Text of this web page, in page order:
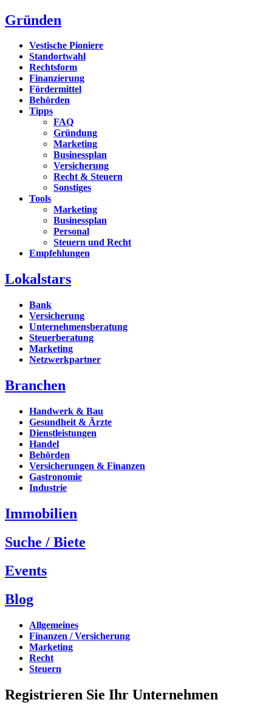
Gründen
Vestische Pioniere
Standortwahl
Rechtsform
Finanzierung
Fördermittel
Behörden
Tipps
FAQ
Gründung
Marketing
Businessplan
Versicherung
Recht & Steuern
Sonstiges
Tools
Marketing
Businessplan
Personal
Steuern und Recht
Empfehlungen
Lokalstars
Bank
Versicherung
Unternehmensberatung
Steuerberatung
Marketing
Netzwerkpartner
Branchen
Handwerk & Bau
Gesundheit & Ärzte
Dienstleistungen
Handel
Behörden
Versicherungen & Finanzen
Gastronomie
Industrie
Immobilien
Suche / Biete
Events
Blog
Allgemeines
Finanzen / Versicherung
Marketing
Recht
Steuern
Registrieren Sie Ihr Unternehmen